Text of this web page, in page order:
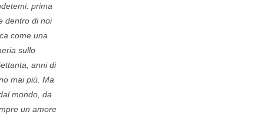
prima
dentro di noi
come una
sullo
anni di
mai più. Ma
mondo, da
un amore